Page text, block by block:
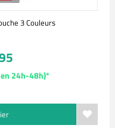
3 Couleurs
24h-48h)*